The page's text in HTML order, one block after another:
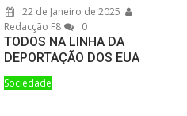
22 de Janeiro de 2025
Redacção F8
0
TODOS NA LINHA DA
DEPORTAÇÃO DOS EUA
Sociedade